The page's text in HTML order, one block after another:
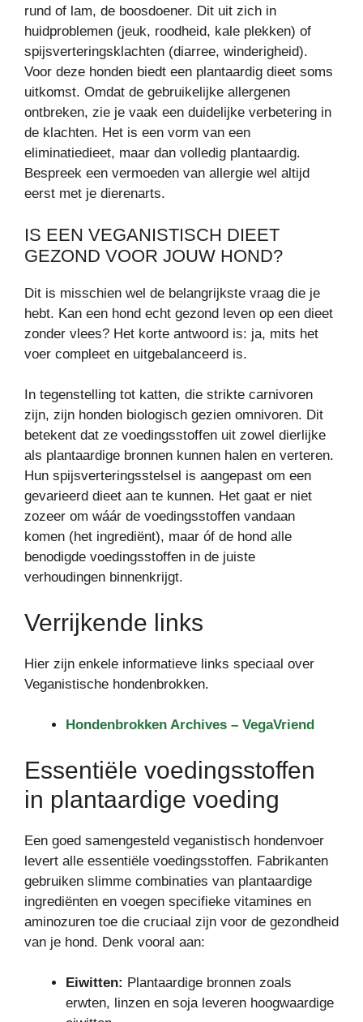
rund of lam, de boosdoener. Dit uit zich in
huidproblemen (jeuk, roodheid, kale plekken) of
spijsverteringsklachten (diarree, winderigheid).
Voor deze honden biedt een plantaardig dieet soms
uitkomst. Omdat de gebruikelijke allergenen
ontbreken, zie je vaak een duidelijke verbetering in
de klachten. Het is een vorm van een
eliminatiedieet, maar dan volledig plantaardig.
Bespreek een vermoeden van allergie wel altijd
eerst met je dierenarts.
IS EEN VEGANISTISCH DIEET
GEZOND VOOR JOUW HOND?
Dit is misschien wel de belangrijkste vraag die je
hebt. Kan een hond echt gezond leven op een dieet
zonder vlees? Het korte antwoord is: ja, mits het
voer compleet en uitgebalanceerd is.
In tegenstelling tot katten, die strikte carnivoren
zijn, zijn honden biologisch gezien omnivoren. Dit
betekent dat ze voedingsstoffen uit zowel dierlijke
als plantaardige bronnen kunnen halen en verteren.
Hun spijsverteringsstelsel is aangepast om een
gevarieerd dieet aan te kunnen. Het gaat er niet
zozeer om wáár de voedingsstoffen vandaan
komen (het ingrediënt), maar óf de hond alle
benodigde voedingsstoffen in de juiste
verhoudingen binnenkrijgt.
Verrijkende links
Hier zijn enkele informatieve links speciaal over
Veganistische hondenbrokken.
Hondenbrokken Archives – VegaVriend
Essentiële voedingsstoffen
in plantaardige voeding
Een goed samengesteld veganistisch hondenvoer
levert alle essentiële voedingsstoffen. Fabrikanten
gebruiken slimme combinaties van plantaardige
ingrediënten en voegen specifieke vitamines en
aminozuren toe die cruciaal zijn voor de gezondheid
van je hond. Denk vooral aan:
Eiwitten: Plantaardige bronnen zoals
erwten, linzen en soja leveren hoogwaardige